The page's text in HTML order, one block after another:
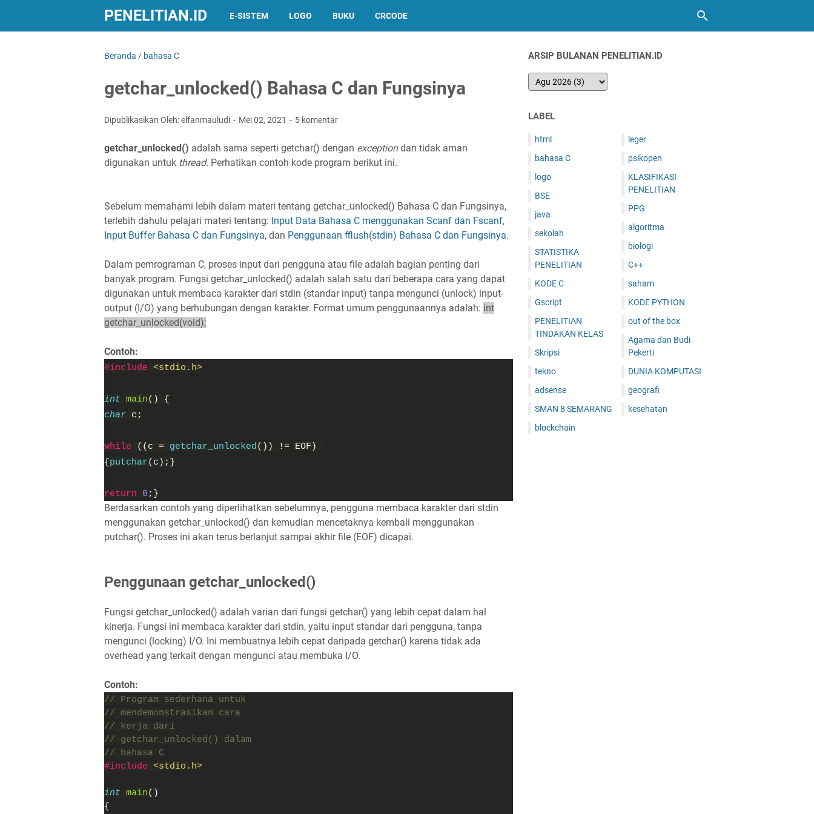
PENELITIAN.ID E-SISTEM LOGO BUKU CRCODE
Beranda / bahasa C
getchar_unlocked() Bahasa C dan Fungsinya
Dipublikasikan Oleh: elfanmauludi Mei 02, 2021 5 komentar
getchar_unlocked() adalah sama seperti getchar() dengan exceptiondan tidak aman
digunakan untuk thread. Perhatikan contoh kode program berikut ini.
Sebelum memahami lebih dalam materi tentang getchar_unlocked() Bahasa C dan Fungsinya,
terlebih dahulu pelajari materi tentang: Input Data Bahasa C menggunakan Scanf dan Fscanf,
Input Buffer Bahasa C dan Fungsinya, dan Penggunaan fflush(stdin) Bahasa C dan Fungsinya.
Dalam pemrograman C, proses input dari pengguna atau file adalah bagian penting dari
banyak program. Fungsi getchar_unlocked() adalah salah satu dari beberapa cara yang dapat
digunakan untuk membaca karakter dari stdin (standar input) tanpa mengunci (unlock) input-
output (I/O) yang berhubungan dengan karakter. Format umum penggunaannya adalah: int
getchar_unlocked(void);
Contoh:
#include <stdio.h>
int main() {
char c;
while ((c = getchar_unlocked ()) != EOF)
{ putchar(c);}
return 0 ;}
Berdasarkan contoh yang diperlihatkan sebelumnya, pengguna membaca karakter dari stdin
menggunakan getchar_unlocked() dan kemudian mencetaknya kembali menggunakan
putchar(). Proses ini akan terus berlanjut sampai akhir file (EOF) dicapai.
Penggunaan getchar_unlocked()
Fungsi getchar_unlocked() adalah varian dari fungsi getchar() yang lebih cepat dalam hal
kinerja. Fungsi ini membaca karakter dari stdin, yaitu input standar dari pengguna, tanpa
mengunci (locking) I/O. Ini membuatnya lebih cepat daripada getchar() karena tidak ada
overhead yang terkait dengan mengunci atau membuka I/O.
Contoh:
// Program sederhana untuk
// mendemonstrasikan cara
// kerja dari
// getchar_unlocked() dalam
// bahasa C
#include <stdio.h>
int main()
{
ARSIP BULANAN PENELITIAN.ID
LABEL
html
bahasa C
logo
BSE
java
sekolah
STATISTIKA
PENELITIAN
KODE C
Gscript
PENELITIAN
TINDAKAN KELAS
Skripsi
tekno
adsense
SMAN 8 SEMARANG
blockchain
leger
psikopen
KLASIFIKASI
PENELITIAN
PPG
algoritma
biologi
C++
saham
KODE PYTHON
out of the box
Agama dan Budi
Pekerti
DUNIA KOMPUTASI
geografi
kesehatan